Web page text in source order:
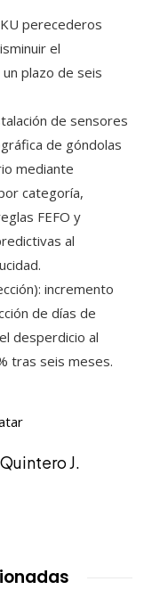
perecederos
el
plazo de seis
de sensores
de góndolas
mediante
categoría,
FEFO y
al
incremento
de días de
desperdicio al
tras seis meses.
J.